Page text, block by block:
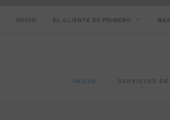
INICIO EL CLIENTE ES PRIMERO
INICIO SERVICIOS